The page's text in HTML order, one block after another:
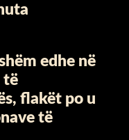
edhe në
të
flakët po u
të